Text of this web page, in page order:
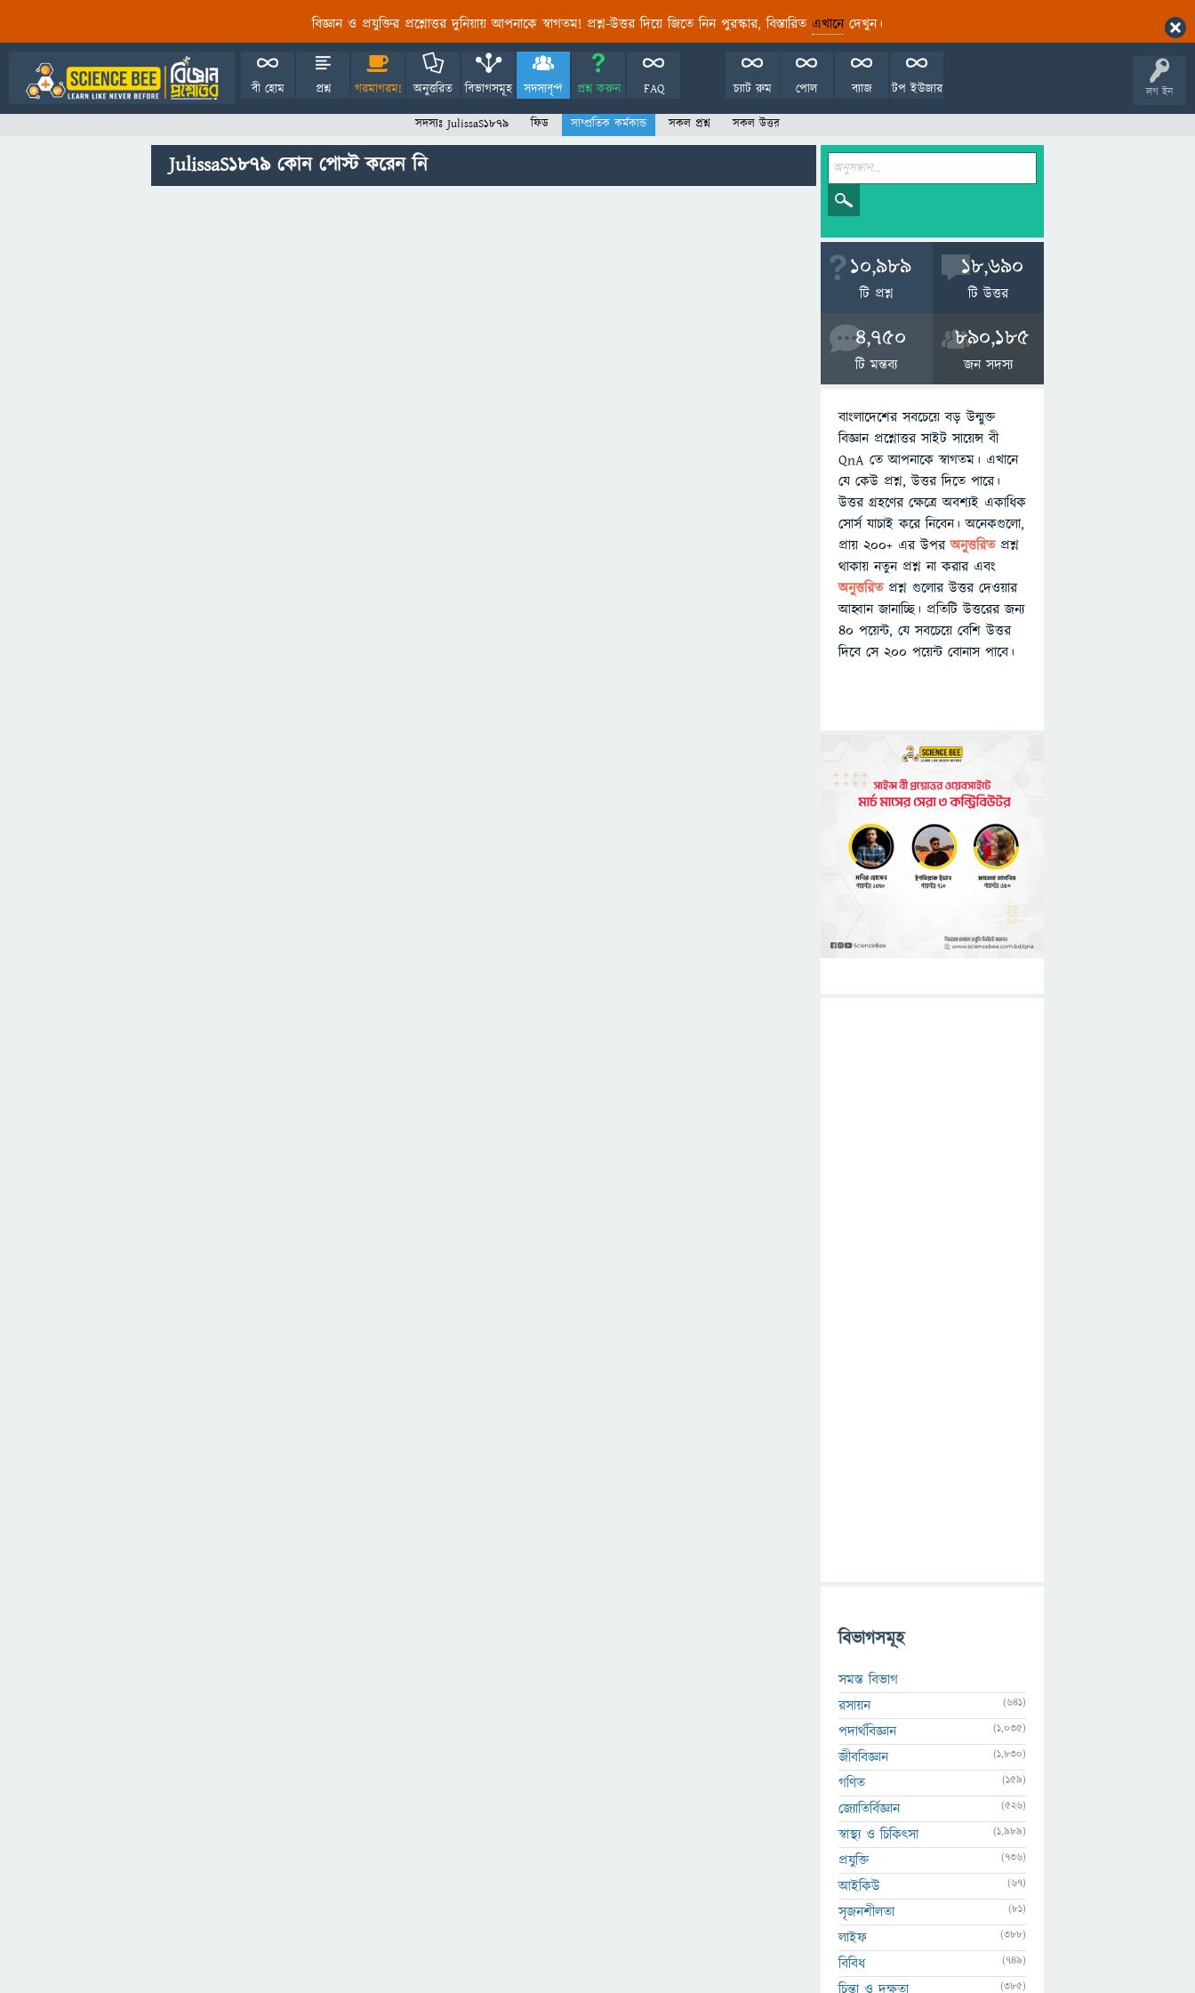
বিজ্ঞান ও প্রযুক্তির প্রশ্নোত্তর দুনিয়ায় আপনাকে স্বাগতম! প্রশ্ন-উত্তর দিয়ে জিতে নিন পুরস্কার, বিস্তারিত এখানেদেখুন।
লগ ইন
বী হোম প্রশ্ন গরমাগরম! অনুত্তরিত বিভাগসমূহ সদস্যবৃন্দ প্রশ্ন করুন FAQ টপ ইউজার
ব্যাজ
পোল
চ্যাট রুম
সদস্যঃ JulissaS1879 ফিড সাম্প্রতিক কর্মকান্ড সকল প্রশ্ন সকল উত্তর
JulissaS1879 কোন পোস্ট করেন নি
10,989
টি প্রশ্ন
18,690
টি উত্তর
4,750
টি মন্তব্য
890,185
জন সদস্য
বাংলাদেশের সবচেয়ে বড় উন্মুক্ত
বিজ্ঞান প্রশ্নোত্তর সাইট সায়েন্স বী
QnA তে আপনাকে স্বাগতম। এখানে
যে কেউ প্রশ্ন, উত্তর দিতে পারে।
উত্তর গ্রহণের ক্ষেত্রে অবশ্যই একাধিক
সোর্স যাচাই করে নিবেন। অনেকগুলো,
প্রায় ২০০+ এর উপরঅনুত্তরিতপ্রশ্ন
থাকায় নতুন প্রশ্ন না করার এবং
অনুত্তরিত প্রশ্ন গুলোর উত্তর দেওয়ার
আহ্বান জানাচ্ছি। প্রতিটি উত্তরের জন্য
৪০ পয়েন্ট, যে সবচেয়ে বেশি উত্তর
দিবে সে ২০০ পয়েন্ট বোনাস পাবে।
বিভাগসমূহ
সমস্ত বিভাগ
রসায়ন
(641)
পদার্থবিজ্ঞান (1,035)
জীববিজ্ঞান (1,830)
গণিত (159)
জ্যোতির্বিজ্ঞান (526)
স্বাস্থ্য ও চিকিৎসা (1,989)
প্রযুক্তি (736)
আইকিউ (67)
সৃজনশীলতা (81)
লাইফ (388)
বিবিধ (749)
চিন্তা ও দক্ষতা (385)